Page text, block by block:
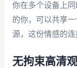
你在多个设备上
的你，可以共享
源，这份情感的连
无拘束高清